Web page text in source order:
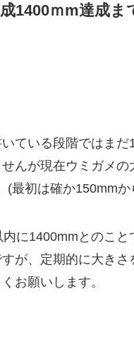
1400ｍm達成ま
ている段階ではまだ
んが現在ウミガメの
(最初は確か150mmか
に1400mmとのこと
が、定期的に大きさ
お願いします。